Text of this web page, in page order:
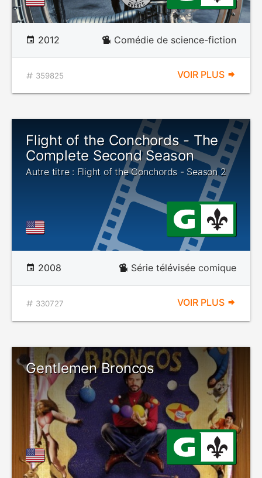
2012 Comédie de science-fiction
359825 VOIR PLUS
Flight of the Conchords - The
Complete Second Season
Autre titre : Flight of the Conchords - Season 2
2008 Série télévisée comique
330727 VOIR PLUS
Gentlemen Broncos